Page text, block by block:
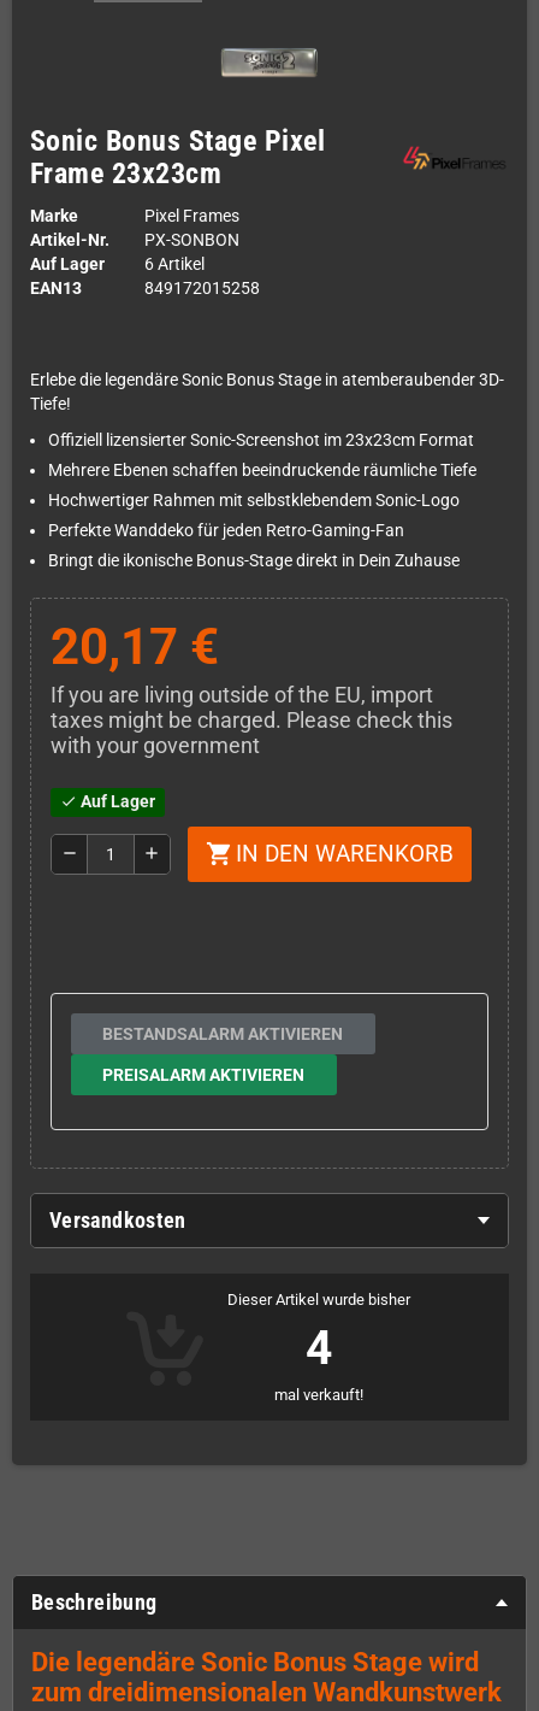
Sonic Bonus Stage Pixel
Frame 23x23cm
Marke
Pixel Frames
Artikel-Nr.
PX-SONBON
Auf Lager
6 Artikel
EAN13
849172015258
Erlebe die legendäre Sonic Bonus Stage in atemberaubender 3D-
Tiefe!
Offiziell lizensierter Sonic-Screenshot im 23x23cm Format
Mehrere Ebenen schaffen beeindruckende räumliche Tiefe
Hochwertiger Rahmen mit selbstklebendem Sonic-Logo
Perfekte Wanddeko für jeden Retro-Gaming-Fan
Bringt die ikonische Bonus-Stage direkt in Dein Zuhause
20,17 €
If you are living outside of the EU, import
taxes might be charged. Please check this
with your government
check Auf Lager
remove add shopping_cart IN DEN WARENKORB
BESTANDSALARM AKTIVIEREN
PREISALARM AKTIVIEREN
Versandkosten
Dieser Artikel wurde bisher
4
mal verkauft!
Beschreibung
Die legendäre Sonic Bonus Stage wird
zum dreidimensionalen Wandkunstwerk